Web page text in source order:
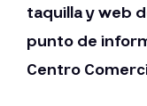
taquilla y web
punto de
Centro